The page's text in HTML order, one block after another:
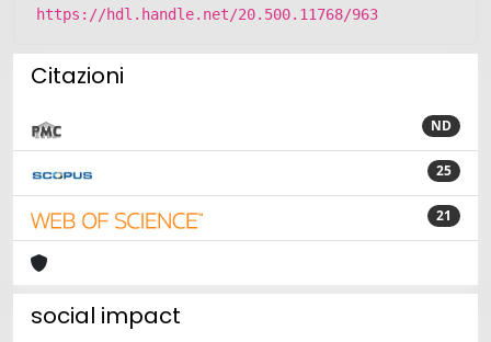
https://hdl.handle.net/20.500.11768/963
Citazioni
ND
25
21
social impact